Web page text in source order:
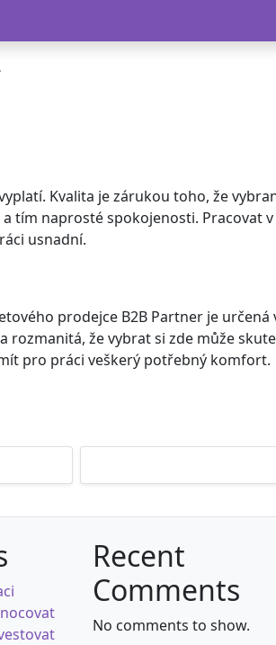
Kvalita je zárukou toho, že
tím naprosté spokojenosti. Pracovat
usnadní.
prodejce B2B Partner je
že vybrat si zde může
pro práci veškerý potřebný komfort.
Recent
Comments
No comments to show.